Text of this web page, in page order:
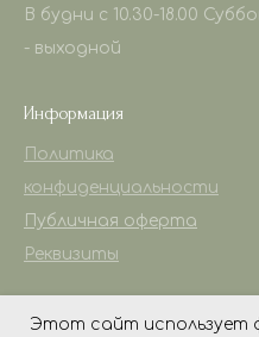
В будни с 10.30-18.00
- выходной
Информация
Политика
конфиденциальности
Публичная оферта
Реквизиты
Этот сайт использует